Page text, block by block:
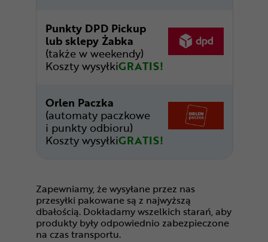
Punkty DPD Pickup
lub sklepy Żabka
(także w weekendy)
Koszty wysyłkiGRATIS!
Orlen Paczka
(automaty paczkowe
i punkty odbioru)
Koszty wysyłkiGRATIS!
Zapewniamy, że wysyłane przez nas
przesyłki pakowane są z najwyższą
dbałością. Dokładamy wszelkich starań, aby
produkty były odpowiednio zabezpieczone
na czas transportu.